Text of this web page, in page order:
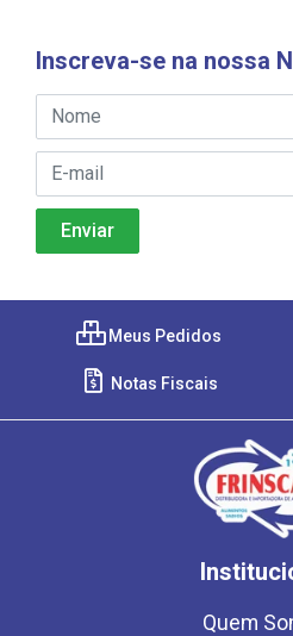
Inscreva-se na nossa
Meus Pedidos
Notas Fiscais
Quem